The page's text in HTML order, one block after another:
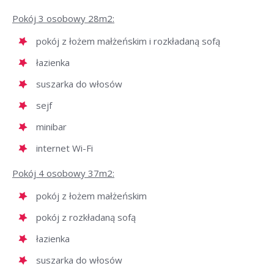
Pokój 3 osobowy 28m2:
pokój z łożem małżeńskim i rozkładaną sofą
łazienka
suszarka do włosów
sejf
minibar
internet Wi-Fi
Pokój 4 osobowy 37m2:
pokój z łożem małżeńskim
pokój z rozkładaną sofą
łazienka
suszarka do włosów